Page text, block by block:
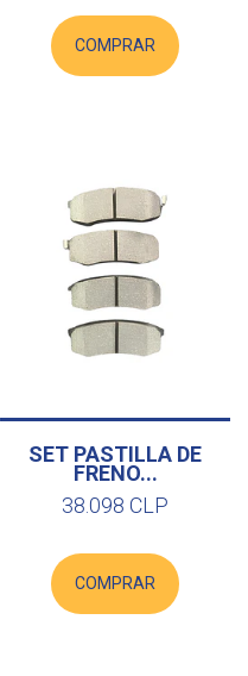
COMPRAR
SET PASTILLA DE
FRENO...
38.098 CLP
COMPRAR